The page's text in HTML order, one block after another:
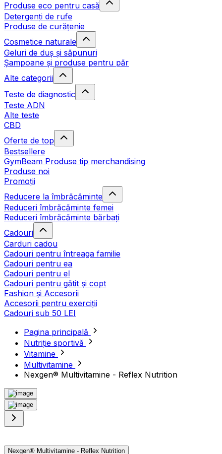
Produse eco pentru casă
Detergenți de rufe
Produse de curățenie
Cosmetice naturale
Geluri de duș și săpunuri
Șampoane și produse pentru păr
Alte categorii
Teste de diagnostic
Teste ADN
Alte teste
CBD
Oferte de top
Bestsellere
GymBeam Produse tip merchandising
Produse noi
Promoții
Reducere la îmbrăcăminte
Reduceri îmbrăcăminte femei
Reduceri îmbrăcăminte bărbați
Cadouri
Carduri cadou
Cadouri pentru întreaga familie
Cadouri pentru ea
Cadouri pentru el
Cadouri pentru gătit și copt
Fashion și Accesorii
Accesorii pentru exerciții
Cadouri sub 50 LEI
Pagina principală
Nutriție sportivă
Vitamine
Multivitamine
Nexgen® Multivitamine - Reflex Nutrition
Nexgen® Multivitamine - Reflex Nutrition